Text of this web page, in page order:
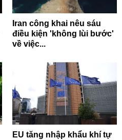
Iran công khai nêu sáu
điều kiện 'không lùi bước'
về việc...
EU tăng nhập khẩu khí tự